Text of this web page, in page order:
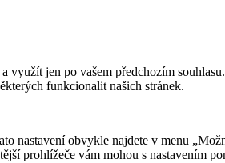
využít jen po vašem předchozím
funkcionalit našich stránek.
nastavení obvykle najdete v menu
prohlížeče vám mohou s nastavením